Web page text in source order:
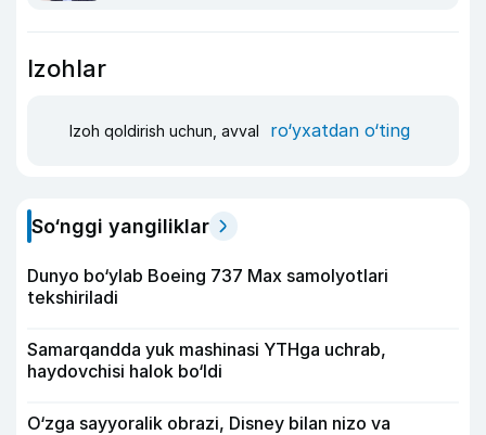
Izohlar
Izoh qoldirish uchun, avval ro‘yxatdan o‘ting
So‘nggi yangiliklar
Dunyo bo‘ylab Boeing 737 Max samolyotlari
tekshiriladi
Samarqandda yuk mashinasi YTHga uchrab,
haydovchisi halok bo‘ldi
O‘zga sayyoralik obrazi, Disney bilan nizo va